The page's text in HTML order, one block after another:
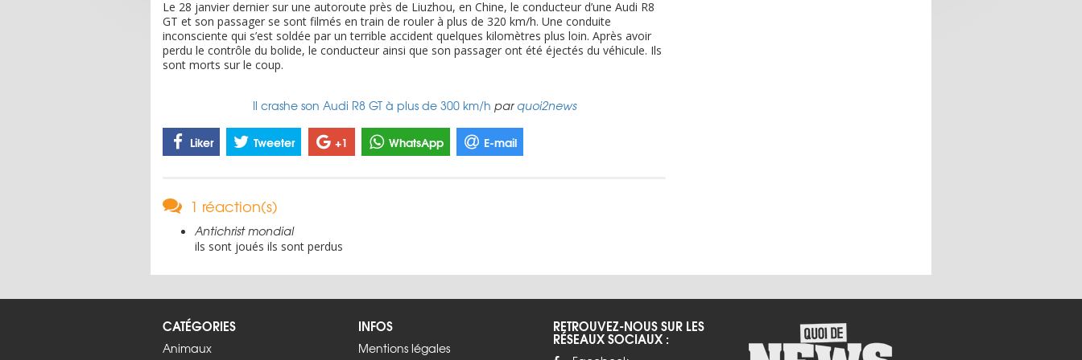
Le 28 janvier dernier sur une autoroute près de Liuzhou, en Chine, le conducteur d’une Audi R8
GT et son passager se sont filmés en train de rouler à plus de 320 km/h. Une conduite
inconsciente qui s’est soldée par un terrible accident quelques kilomètres plus loin. Après avoir
perdu le contrôle du bolide, le conducteur ainsi que son passager ont été éjectés du véhicule. Ils
sont morts sur le coup.
Il crashe son Audi R8 GT à plus de 300 km/h parquoi2news
Liker Tweeter +1 WhatsApp E-mail
1 réaction(s)
Antichrist mondial
ils sont joués ils sont perdus
CATÉGORIES
Animaux
INFOS
Mentions légales
RETROUVEZ-NOUS SUR LES
RÉSEAUX SOCIAUX :